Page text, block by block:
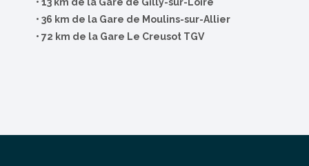
• 13 km de la Gare de Gilly-sur-Loire
• 36 km de la Gare de Moulins-sur-Allier
• 72 km de la Gare Le Creusot TGV